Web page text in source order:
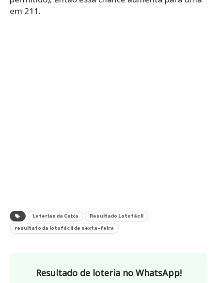
em 211.
Loterias da Caixa Resultado Lotofácil
resultato da lotofácil de sexta-feira
Resultado de loteria no WhatsApp!